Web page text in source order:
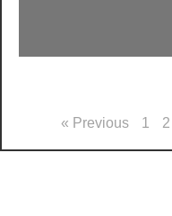
« Previous 1 2